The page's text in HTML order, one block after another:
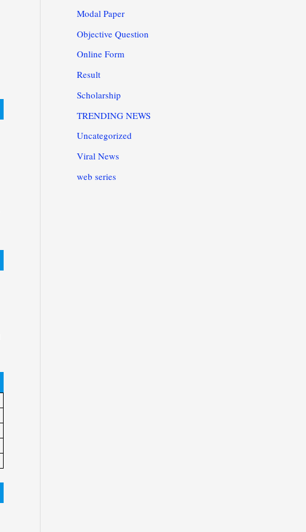
Modal Paper
Objective Question
Online Form
Result
Scholarship
TRENDING NEWS
Uncategorized
Viral News
web series